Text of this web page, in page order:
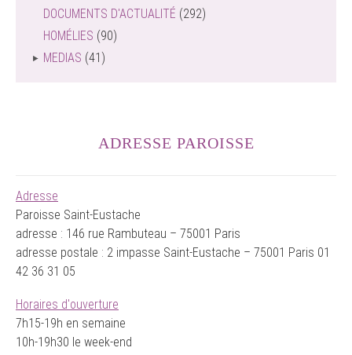
DOCUMENTS D'ACTUALITÉ (292)
HOMÉLIES (90)
MEDIAS (41)
ADRESSE PAROISSE
Adresse
Paroisse Saint-Eustache
adresse : 146 rue Rambuteau – 75001 Paris
adresse postale : 2 impasse Saint-Eustache – 75001 Paris 01
42 36 31 05
Horaires d'ouverture
7h15-19h en semaine
10h-19h30 le week-end